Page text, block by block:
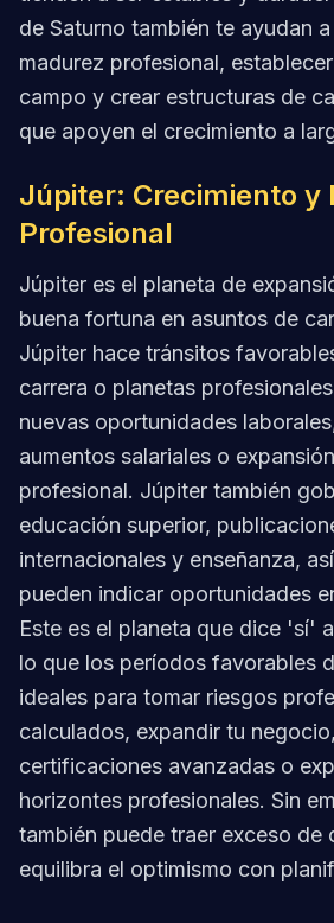
de Saturno también te ayudan
madurez profesional,
campo y crear estructuras de
que apoyen el crecimiento a
Júpiter: Crecimiento y
Profesional
Júpiter es el planeta de
buena fortuna en asuntos de
Júpiter hace tránsitos
carrera o planetas
nuevas oportunidades
aumentos salariales o
profesional. Júpiter también
educación superior,
internacionales y enseñanza,
pueden indicar oportunidades
Este es el planeta que dice 'sí'
lo que los períodos favorables
ideales para tomar riesgos
calculados, expandir tu
certificaciones avanzadas o
horizontes profesionales. Sin
también puede traer exceso de
equilibra el optimismo con